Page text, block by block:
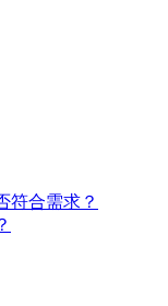
符合需求？